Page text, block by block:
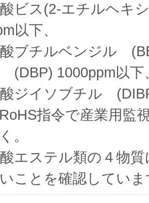
酸ビス(2-エチルヘ
以下、
酸ブチルベンジル
(DBP) 1000ppm以下
ジイソブチル
指令で産業用監
。
エステル類の４物
ことを確認してい